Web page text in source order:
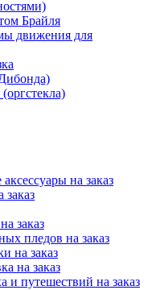
Брайля
движения для
на заказ
заказ
пледов на заказ
на заказ
на заказ
и путешествий на заказ